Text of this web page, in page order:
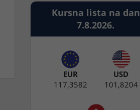
Kursna lista na dan
7.8.2026.
EUR
117,3582
USD
101,8204